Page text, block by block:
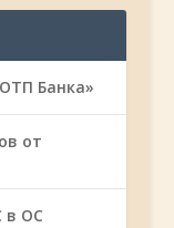
Банка»
от
в ОС